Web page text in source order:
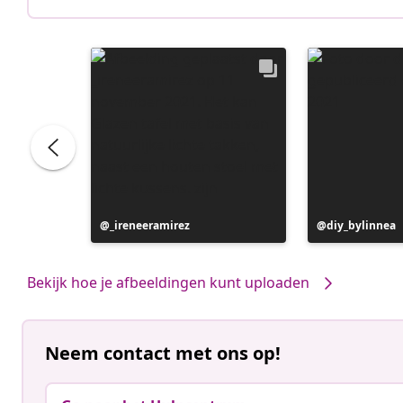
Bericht
gepubliceerd
_ireneeramirez
Bericht
gepubliceerd
diy_bylinnea
Bekijk hoe je afbeeldingen kunt uploaden
Neem contact met ons op!